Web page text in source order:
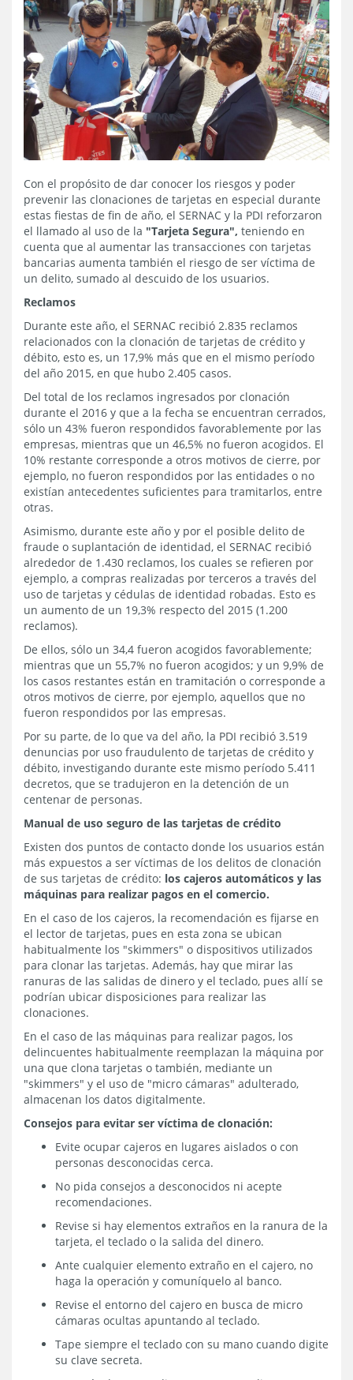
Con el propósito de dar conocer los riesgos y poder
prevenir las clonaciones de tarjetas en especial durante
estas fiestas de fin de año, el SERNAC y la PDI reforzaron
el llamado al uso de la "Tarjeta Segura", teniendo en
cuenta que al aumentar las transacciones con tarjetas
bancarias aumenta también el riesgo de ser víctima de
un delito, sumado al descuido de los usuarios.
Reclamos
Durante este año, el SERNAC recibió 2.835 reclamos
relacionados con la clonación de tarjetas de crédito y
débito, esto es, un 17,9% más que en el mismo período
del año 2015, en que hubo 2.405 casos.
Del total de los reclamos ingresados por clonación
durante el 2016 y que a la fecha se encuentran cerrados,
sólo un 43% fueron respondidos favorablemente por las
empresas, mientras que un 46,5% no fueron acogidos. El
10% restante corresponde a otros motivos de cierre, por
ejemplo, no fueron respondidos por las entidades o no
existían antecedentes suficientes para tramitarlos, entre
otras.
Asimismo, durante este año y por el posible delito de
fraude o suplantación de identidad, el SERNAC recibió
alrededor de 1.430 reclamos, los cuales se refieren por
ejemplo, a compras realizadas por terceros a través del
uso de tarjetas y cédulas de identidad robadas. Esto es
un aumento de un 19,3% respecto del 2015 (1.200
reclamos).
De ellos, sólo un 34,4 fueron acogidos favorablemente;
mientras que un 55,7% no fueron acogidos; y un 9,9% de
los casos restantes están en tramitación o corresponde a
otros motivos de cierre, por ejemplo, aquellos que no
fueron respondidos por las empresas.
Por su parte, de lo que va del año, la PDI recibió 3.519
denuncias por uso fraudulento de tarjetas de crédito y
débito, investigando durante este mismo período 5.411
decretos, que se tradujeron en la detención de un
centenar de personas.
Manual de uso seguro de las tarjetas de crédito
Existen dos puntos de contacto donde los usuarios están
más expuestos a ser víctimas de los delitos de clonación
de sus tarjetas de crédito: los cajeros automáticos y las
máquinas para realizar pagos en el comercio.
En el caso de los cajeros, la recomendación es fijarse en
el lector de tarjetas, pues en esta zona se ubican
habitualmente los "skimmers" o dispositivos utilizados
para clonar las tarjetas. Además, hay que mirar las
ranuras de las salidas de dinero y el teclado, pues allí se
podrían ubicar disposiciones para realizar las
clonaciones.
En el caso de las máquinas para realizar pagos, los
delincuentes habitualmente reemplazan la máquina por
una que clona tarjetas o también, mediante un
"skimmers" y el uso de "micro cámaras" adulterado,
almacenan los datos digitalmente.
Consejos para evitar ser víctima de clonación:
Evite ocupar cajeros en lugares aislados o con
personas desconocidas cerca.
No pida consejos a desconocidos ni acepte
recomendaciones.
Revise si hay elementos extraños en la ranura de la
tarjeta, el teclado o la salida del dinero.
Ante cualquier elemento extraño en el cajero, no
haga la operación y comuníquelo al banco.
Revise el entorno del cajero en busca de micro
cámaras ocultas apuntando al teclado.
Tape siempre el teclado con su mano cuando digite
su clave secreta.